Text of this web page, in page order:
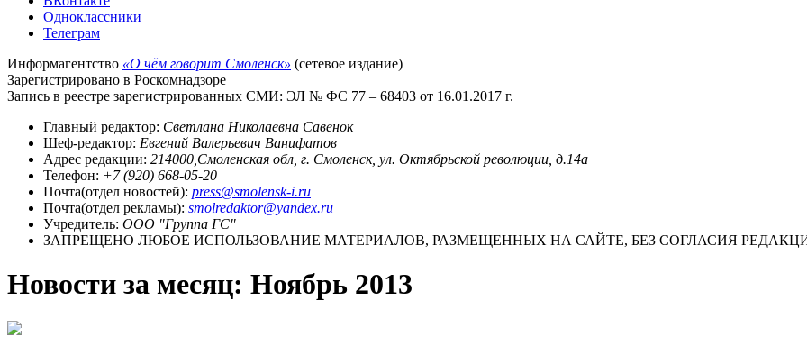
Одноклассники
Телеграм
Информагентство «О чём говорит Смоленск» (сетевое издание)
Зарегистрировано в Роскомнадзоре
Запись в реестре зарегистрированных СМИ: ЭЛ № ФС 77 – 68403 от 16.01.2017 г.
Главный редактор: Светлана Николаевна Савенок
Шеф-редактор: Евгений Валерьевич Ванифатов
Адрес редакции: 214000,Смоленская обл, г. Смоленск, ул. Октябрьской революции, д.14а
Телефон: +7 (920) 668-05-20
Почта(отдел новостей): press@smolensk-i.ru
Почта(отдел рекламы): smolredaktor@yandex.ru
Учредитель: ООО "Группа ГС"
ЗАПРЕЩЕНО ЛЮБОЕ ИСПОЛЬЗОВАНИЕ МАТЕРИАЛОВ, РАЗМЕЩЕННЫХ НА САЙТЕ, БЕЗ СОГЛАСИЯ
Новости за месяц: Ноябрь 2013